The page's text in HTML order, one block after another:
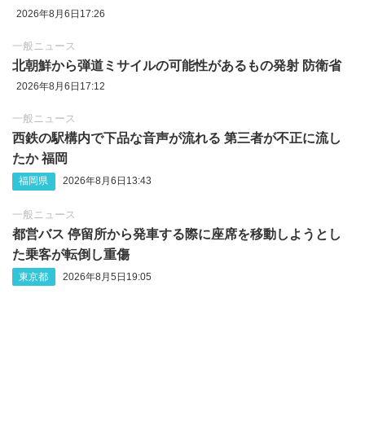
2026年8月6日17:26
一般ニュース
北朝鮮から弾道ミサイルの可能性があるもの発射 防衛省
2026年8月6日17:12
一般ニュース
西鉄の駅構内で下品な音声が流れる 第三者が不正に流し
たか 福岡
福岡県 2026年8月6日13:43
一般ニュース
都営バス 停留所から発車する際に座席を移動しようとし
た乗客が転倒し重傷
東京都 2026年8月5日19:05